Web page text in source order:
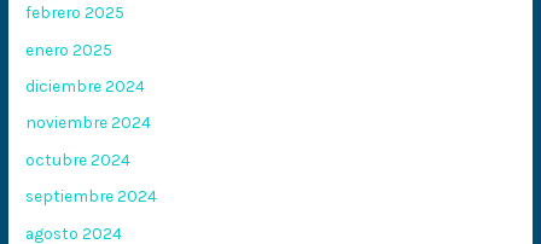
febrero 2025
enero 2025
diciembre 2024
noviembre 2024
octubre 2024
septiembre 2024
agosto 2024